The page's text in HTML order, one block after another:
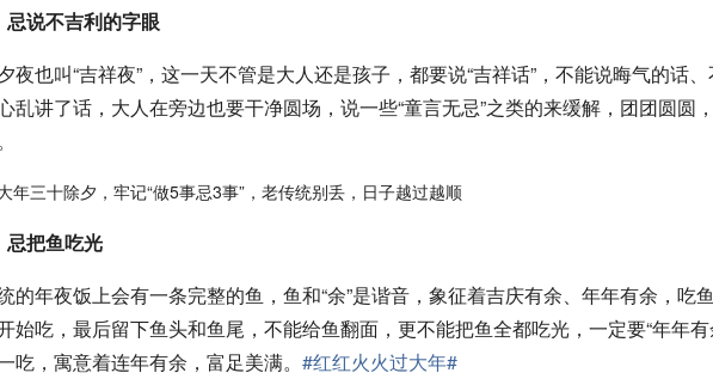
忌说不吉利的字眼
夜也叫“吉祥夜”，这一天不管是大人还是孩子，都要说“吉祥话”，不能说晦气的话
乱讲了话，大人在旁边也要干净圆场，说一些“童言无忌”之类的来缓解，团团圆圆
忌把鱼吃光
的年夜饭上会有一条完整的鱼，鱼和“余”是谐音，象征着吉庆有余、年年有余，吃
始吃，最后留下鱼头和鱼尾，不能给鱼翻面，更不能把鱼全都吃光，一定要“年年
吃，寓意着连年有余，富足美满。 #红红火火过大年#